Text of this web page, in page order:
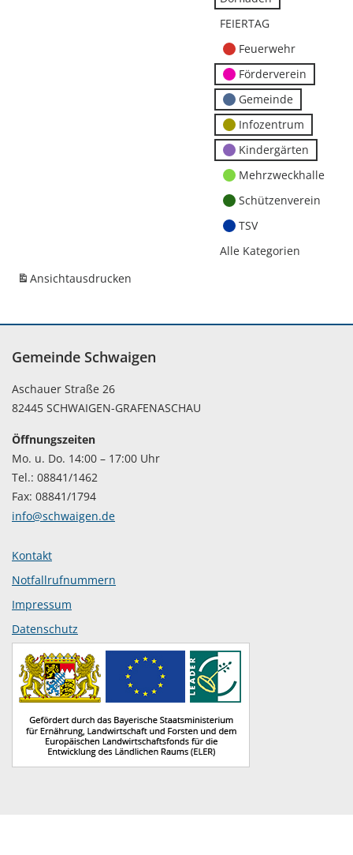
FEIERTAG
Feuerwehr
Förderverein
Gemeinde
Infozentrum
Kindergärten
Mehrzweckhalle
Schützenverein
TSV
Alle Kategorien
Ansichtausdrucken
Gemeinde Schwaigen
Aschauer Straße 26
82445 SCHWAIGEN-GRAFENASCHAU
Öffnungszeiten
Mo. u. Do. 14:00 – 17:00 Uhr
Tel.: 08841/1462
Fax: 08841/1794
info@schwaigen.de
Kontakt
Notfallrufnummern
Impressum
Datenschutz